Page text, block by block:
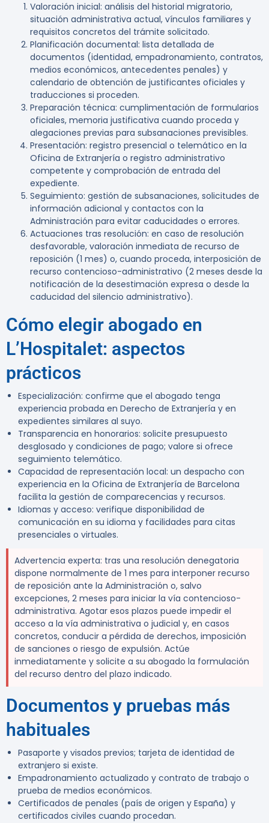
Valoración inicial: análisis del historial migratorio,
situación administrativa actual, vínculos familiares y
requisitos concretos del trámite solicitado.
Planificación documental: lista detallada de
documentos (identidad, empadronamiento, contratos,
medios económicos, antecedentes penales) y
calendario de obtención de justificantes oficiales y
traducciones si proceden.
Preparación técnica: cumplimentación de formularios
oficiales, memoria justificativa cuando proceda y
alegaciones previas para subsanaciones previsibles.
Presentación: registro presencial o telemático en la
Oficina de Extranjería o registro administrativo
competente y comprobación de entrada del
expediente.
Seguimiento: gestión de subsanaciones, solicitudes de
información adicional y contactos con la
Administración para evitar caducidades o errores.
Actuaciones tras resolución: en caso de resolución
desfavorable, valoración inmediata de recurso de
reposición (1 mes) o, cuando proceda, interposición de
recurso contencioso-administrativo (2 meses desde la
notificación de la desestimación expresa o desde la
caducidad del silencio administrativo).
Cómo elegir abogado en
L’Hospitalet: aspectos
prácticos
Especialización: confirme que el abogado tenga
experiencia probada en Derecho de Extranjería y en
expedientes similares al suyo.
Transparencia en honorarios: solicite presupuesto
desglosado y condiciones de pago; valore si ofrece
seguimiento telemático.
Capacidad de representación local: un despacho con
experiencia en la Oficina de Extranjería de Barcelona
facilita la gestión de comparecencias y recursos.
Idiomas y acceso: verifique disponibilidad de
comunicación en su idioma y facilidades para citas
presenciales o virtuales.
Advertencia experta: tras una resolución denegatoria
dispone normalmente de 1 mes para interponer recurso
de reposición ante la Administración o, salvo
excepciones, 2 meses para iniciar la vía contencioso-
administrativa. Agotar esos plazos puede impedir el
acceso a la vía administrativa o judicial y, en casos
concretos, conducir a pérdida de derechos, imposición
de sanciones o riesgo de expulsión. Actúe
inmediatamente y solicite a su abogado la formulación
del recurso dentro del plazo indicado.
Documentos y pruebas más
habituales
Pasaporte y visados previos; tarjeta de identidad de
extranjero si existe.
Empadronamiento actualizado y contrato de trabajo o
prueba de medios económicos.
Certificados de penales (país de origen y España) y
certificados civiles cuando procedan.